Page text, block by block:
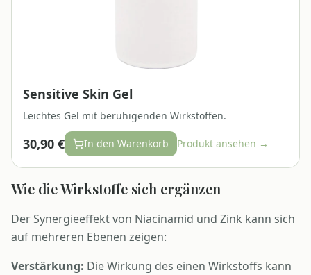
Sensitive Skin Gel
Leichtes Gel mit beruhigenden Wirkstoffen.
30,90 € In den Warenkorb Produkt ansehen →
Wie die Wirkstoffe sich ergänzen
Der Synergieeffekt von Niacinamid und Zink kann sich
auf mehreren Ebenen zeigen:
Verstärkung: Die Wirkung des einen Wirkstoffs kann